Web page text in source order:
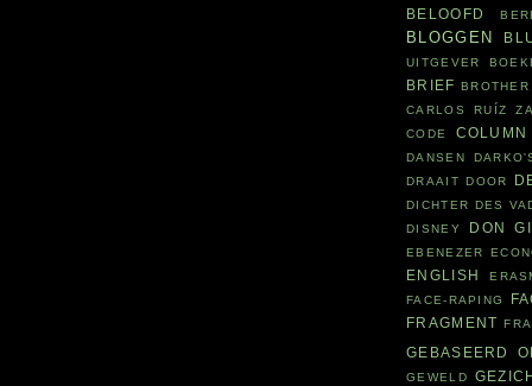
BELOOFD
BLOGGEN
UITGEVER
BRIEF BROTHER
CARLOS RUÍZ
CODE
COLUMN
DANSEN
DRAAIT DOOR
DICHTER DES
DISNEY
DON
EBENEZER
ENGLISH
FACE-RAPING
FRAGMENT
GEBASEERD
GEWELD